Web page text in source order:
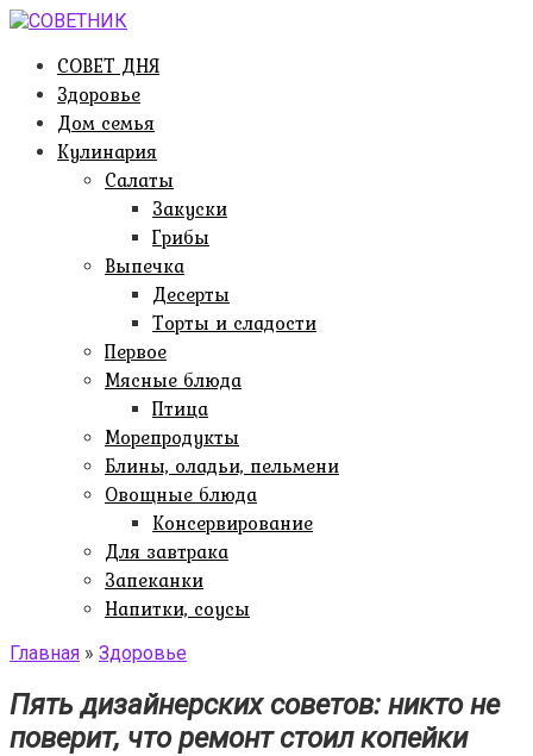
Перейти
контентуСОВЕТ ДНЯ
Здоровье
Дом семья
Кулинария
Салаты
Закуски
Грибы
Выпечка
Десерты
Торты и сладости
Первое
Мясные блюда
Птица
Морепродукты
Блины, оладьи, пельмени
Овощные блюда
Консервирование
Для завтрака
Запеканки
Напитки, соусы
Главная » Здоровье
Пять дизайнерских советов: никто не
поверит, что ремонт стоил копейки